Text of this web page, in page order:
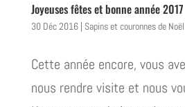
Joyeuses fêtes et bonne année 2017
30 Déc 2016| Sapins et couronnes de Noël
Cette année encore, vous
nous rendre visite et nous